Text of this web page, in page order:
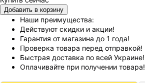
Добавить в корзину
Наши преимущества:
Действуют скидки и акции!
Гарантия от магазина до 1 года!
Проверка товара перед отправкой!
Быстрая доставка по всей Украине!
Оплачивайте при получении товара!